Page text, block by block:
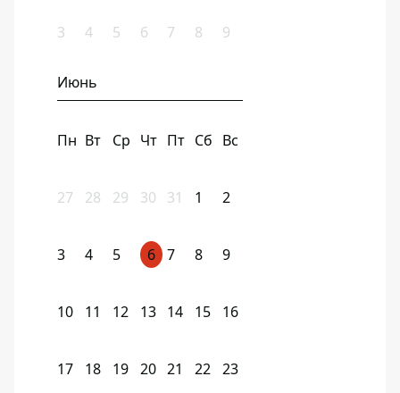
3 4 5 6 7 8 9
Июнь
Пн Вт Ср Чт Пт Сб Вс
27 28 29 30 31 1 2
3 4 5 6 7 8 9
10 11 12 13 14 15 16
17 18 19 20 21 22 23